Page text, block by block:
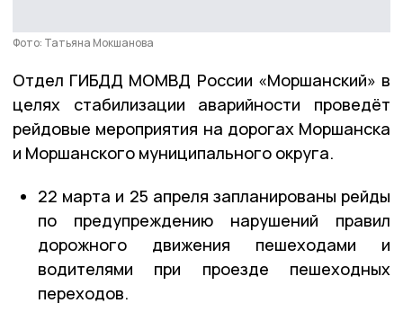
Фото: Татьяна Мокшанова
Отдел ГИБДД МОМВД России «Моршанский» в
целях стабилизации аварийности проведёт
рейдовые мероприятия на дорогах Моршанска
и Моршанского муниципального округа.
22 марта и 25 апреля запланированы рейды
по предупреждению нарушений правил
дорожного движения пешеходами и
водителями при проезде пешеходных
переходов.